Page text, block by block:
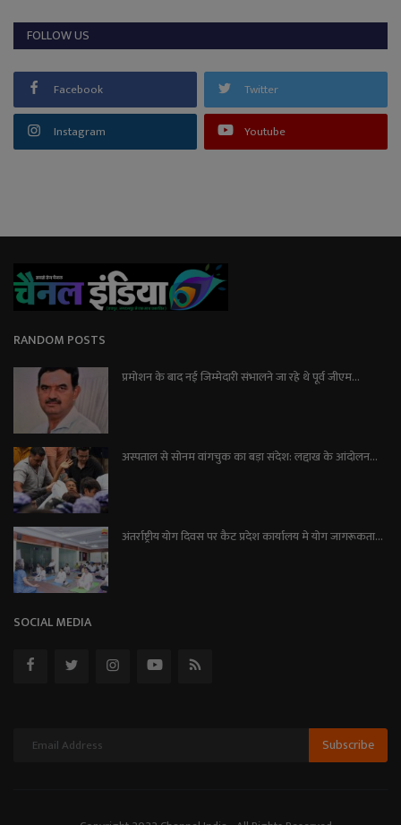
FOLLOW US
Facebook Twitter
Instagram Youtube
RANDOM POSTS
प्रमोशन के बाद नई जिम्मेदारी संभालने जा रहे थे पूर्व जीएम...
अस्पताल से सोनम वांगचुक का बड़ा संदेश: लद्दाख के आंदोलन...
अंतर्राष्ट्रीय योग दिवस पर कैट प्रदेश कार्यालय मे योग जागरूकता...
SOCIAL MEDIA
Subscribe